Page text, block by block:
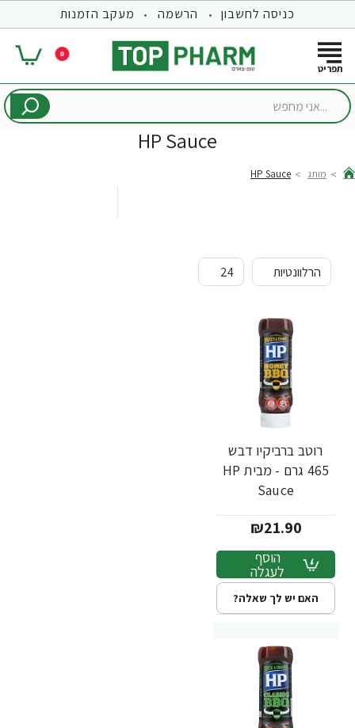
כניסה לחשבון הרשמה מעקב הזמנות
0
...אני
HP Sauce
מותג HP Sauce
רוטב ברביקיו דבש
465 גרם - מבית HP
Sauce
₪21.90
הוסף
לעגלה
האם יש לך שאלה?